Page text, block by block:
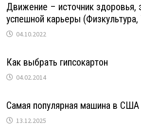
Движение – источник здоровья,
успешной карьеры (Физкультура,
04.10.2022
Как выбрать гипсокартон
04.02.2014
Самая популярная машина в США
13.12.2025